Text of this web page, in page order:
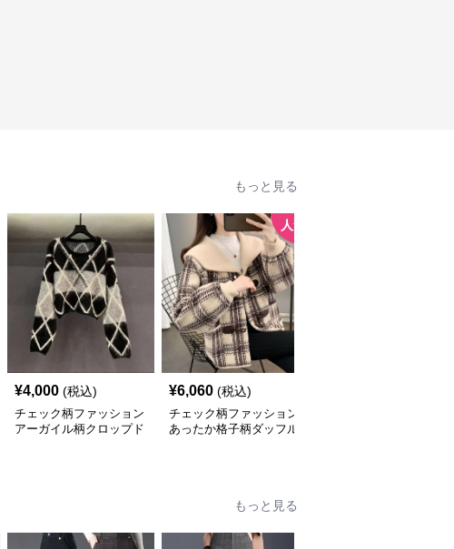
もっと見る
¥4,000 (税込)
チェック柄ファッション
アーガイル柄クロップド
人気
¥6,060 (税込)
チェック柄ファッション
あったか格子柄ダッフル
もっと見る